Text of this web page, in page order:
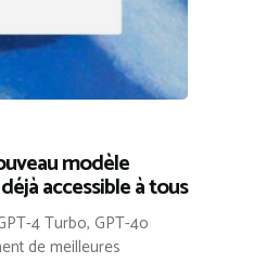
modèle
accessible à tous
4 Turbo, GPT-4o
de meilleures